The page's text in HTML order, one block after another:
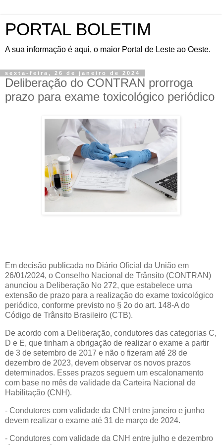
PORTAL BOLETIM
A sua informação é aqui, o maior Portal de Leste ao Oeste.
sexta-feira, 26 de janeiro de 2024
Deliberação do CONTRAN prorroga
prazo para exame toxicológico periódico
Em decisão publicada no Diário Oficial da União em
26/01/2024, o Conselho Nacional de Trânsito (CONTRAN)
anunciou a Deliberação No 272, que estabelece uma
extensão de prazo para a realização do exame toxicológico
periódico, conforme previsto no § 2o do art. 148-A do
Código de Trânsito Brasileiro (CTB).
De acordo com a Deliberação, condutores das categorias C,
D e E, que tinham a obrigação de realizar o exame a partir
de 3 de setembro de 2017 e não o fizeram até 28 de
dezembro de 2023, devem observar os novos prazos
determinados. Esses prazos seguem um escalonamento
com base no mês de validade da Carteira Nacional de
Habilitação (CNH).
- Condutores com validade da CNH entre janeiro e junho
devem realizar o exame até 31 de março de 2024.
- Condutores com validade da CNH entre julho e dezembro